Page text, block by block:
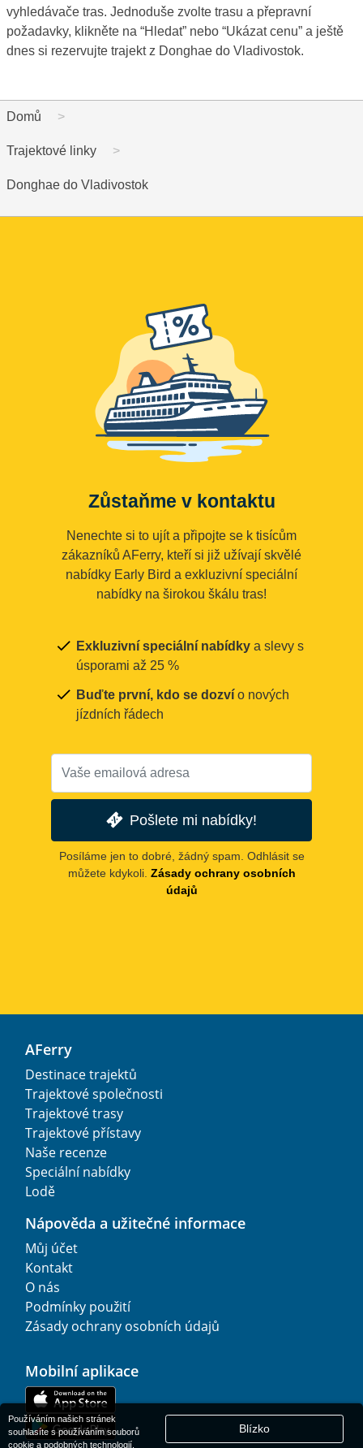
vyhledávače tras. Jednoduše zvolte trasu a přepravní
požadavky, klikněte na “Hledat” nebo “Ukázat cenu” a ještě
dnes si rezervujte trajekt z Donghae do Vladivostok.
Domů
Trajektové linky
Donghae do Vladivostok
Zůstaňme v kontaktu
Nenechte si to ujít a připojte se k tisícům
zákazníků AFerry, kteří si již užívají skvělé
nabídky Early Bird a exkluzivní speciální
nabídky na širokou škálu tras!
Exkluzivní speciální nabídky a slevy s
úsporami až 25 %
Buďte první, kdo se dozví o nových
jízdních řádech
Pošlete mi nabídky!
Posíláme jen to dobré, žádný spam. Odhlásit se
můžete kdykoli. Zásady ochrany osobních
údajů
AFerry
Destinace trajektů
Trajektové společnosti
Trajektové trasy
Trajektové přístavy
Naše recenze
Speciální nabídky
Lodě
Nápověda a užitečné informace
Můj účet
Kontakt
O nás
Podmínky použití
Zásady ochrany osobních údajů
Mobilní aplikace
Používáním našich stránek
souhlasíte s používáním souborů
cookie a podobných technologií.
Blízko